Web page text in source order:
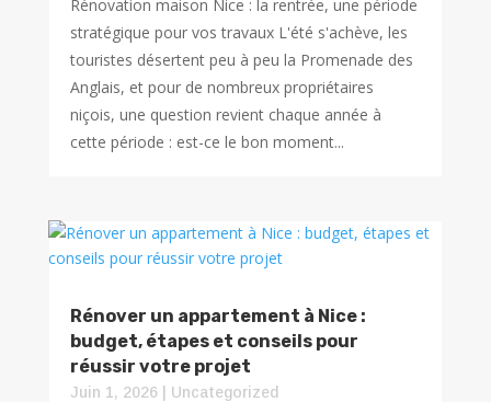
Rénovation maison Nice : la rentrée, une période
stratégique pour vos travaux L'été s'achève, les
touristes désertent peu à peu la Promenade des
Anglais, et pour de nombreux propriétaires
niçois, une question revient chaque année à
cette période : est-ce le bon moment...
Rénover un appartement à Nice :
budget, étapes et conseils pour
réussir votre projet
Juin 1, 2026| Uncategorized